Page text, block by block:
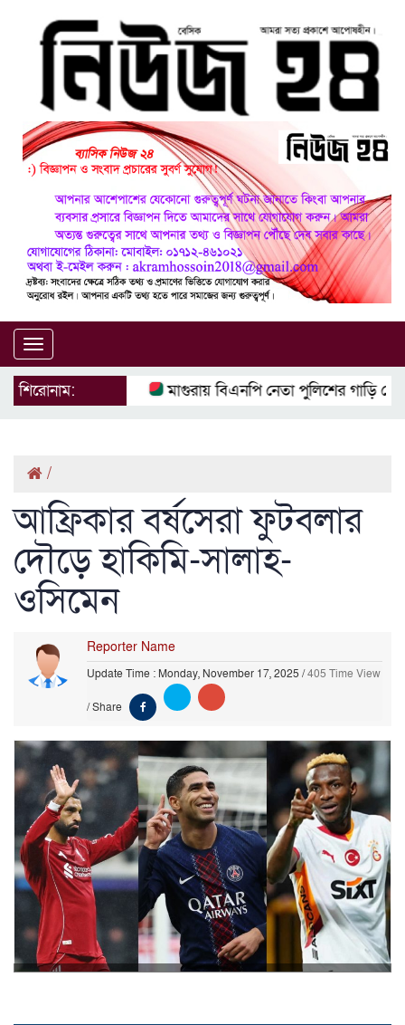
Toggle
navigation
শিরোনাম:
মাগুরায় বিএনপি নেতা পুলিশের গাড়ি
/
আফ্রিকার বর্ষসেরা ফুটবলার
দৌড়ে হাকিমি-সালাহ-
ওসিমেন
Reporter Name
Update Time : Monday, November 17, 2025 /405 Time View
/Share